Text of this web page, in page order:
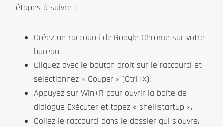
étapes à suivre :
Créez un raccourci de Google Chrome sur votre
bureau.
Cliquez avec le bouton droit sur le raccourci et
sélectionnez « Couper » (Ctrl+X).
Appuyez sur Win+R pour ouvrir la boîte de
dialogue Exécuter et tapez « shell:startup ».
Collez le raccourci dans le dossier qui s’ouvre.